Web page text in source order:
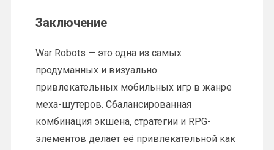
Заключение
War Robots — это одна из самых
продуманных и визуально
привлекательных мобильных игр в жанре
меха-шутеров. Сбалансированная
комбинация экшена, стратегии и RPG-
элементов делает её привлекательной как